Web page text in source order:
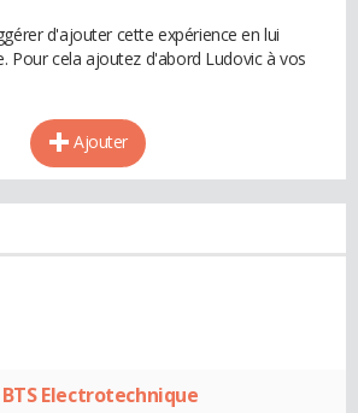
d'ajouter cette expérience en lui
Pour cela ajoutez d'abord Ludovic à vos
Ajouter
Electrotechnique